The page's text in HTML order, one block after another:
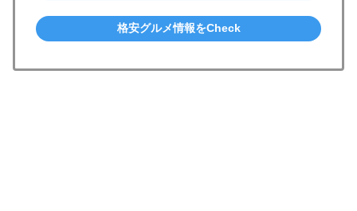
格安グルメ情報をCheck